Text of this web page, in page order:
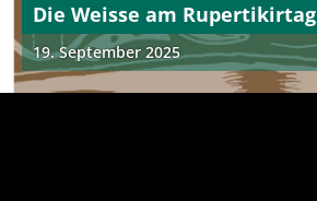
Die Weisse am Rupertikirtag
19. September 2025